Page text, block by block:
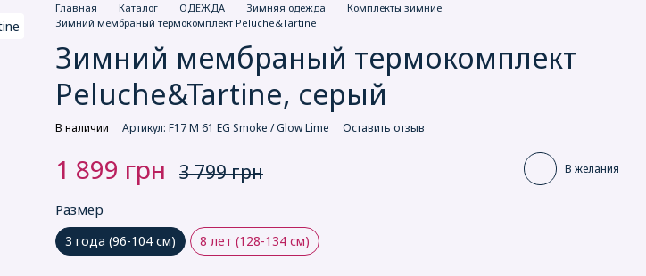
Главная Каталог ОДЕЖДА Зимняя одежда
Комплекты зимние
Зимний мембраный термокомплект Peluche&Tartine
Зимний мембраный термокомплект
Peluche&Tartine, серый
В наличии Артикул: F17 M 61 EG Smoke / Glow Lime Оставить отзыв
1 899 грн 3 799 грн В желания
Размер
3 года (96-104 см) 8 лет (128-134 см)